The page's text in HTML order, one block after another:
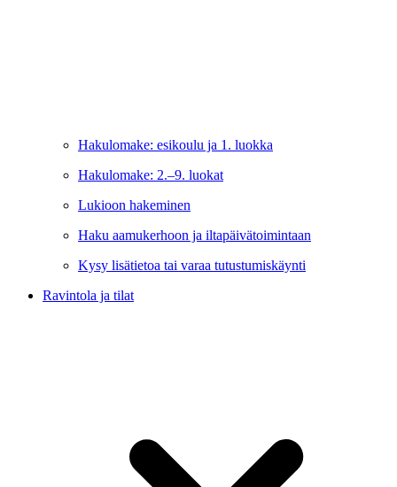
Hakulomake: esikoulu ja 1. luokka
Hakulomake: 2.–9. luokat
Lukioon hakeminen
Haku aamukerhoon ja iltapäivätoimintaan
Kysy lisätietoa tai varaa tutustumiskäynti
Ravintola ja tilat